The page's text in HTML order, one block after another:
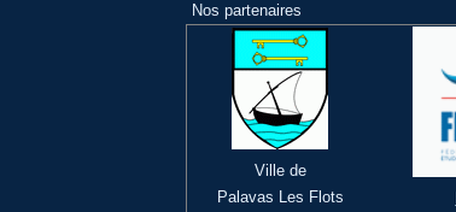
Nos partenaires
Ville de
Palavas Les Flots